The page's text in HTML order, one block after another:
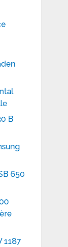
B
650
1187